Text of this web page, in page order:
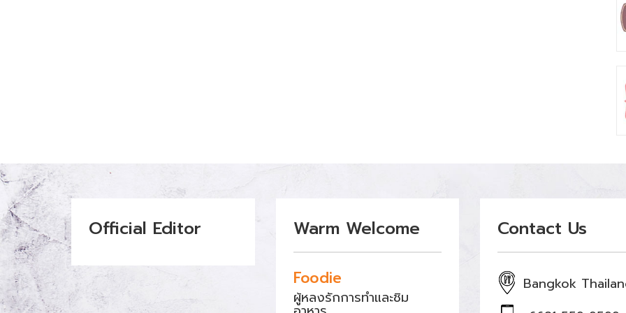
Official Editor Warm Welcome
Foodie
ผู้หลงรักการทำและชิม
Contact Us
Bangkok